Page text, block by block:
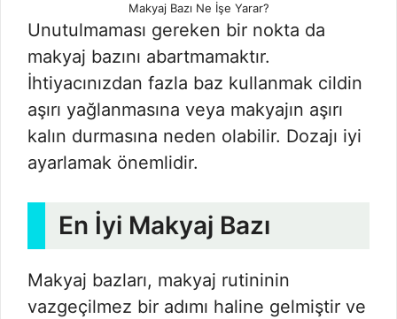
Makyaj Bazı Ne İşe Yarar?
Unutulmaması gereken bir nokta da
makyaj bazını abartmamaktır.
İhtiyacınızdan fazla baz kullanmak cildin
aşırı yağlanmasına veya makyajın aşırı
kalın durmasına neden olabilir. Dozajı iyi
ayarlamak önemlidir.
En İyi Makyaj Bazı
Makyaj bazları, makyaj rutininin
vazgeçilmez bir adımı haline gelmiştir ve